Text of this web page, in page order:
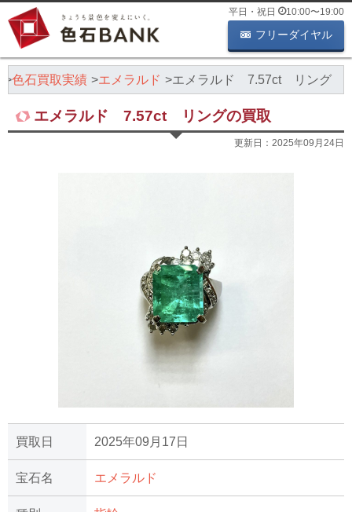
平日・祝日 10:00〜19:00
フリーダイヤル
色石買取実績 エメラルド エメラルド 7.57ct リング
エメラルド 7.57ct リングの買取
更新日： 2025年09月24日
買取日 2025年09月17日
宝石名 エメラルド